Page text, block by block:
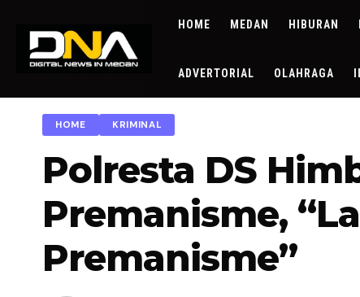
HOME MEDAN HIBURAN
ADVERTORIAL OLAHRAGA
HOME KRIMINAL
Polresta DS
Premanisme,
Premanisme”